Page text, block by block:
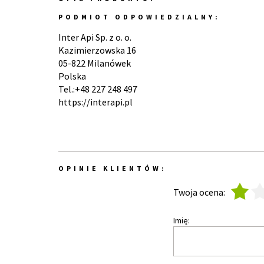
PODMIOT ODPOWIEDZIALNY:
Inter Api Sp. z o. o.
Kazimierzowska 16
05-822 Milanówek
Polska
Tel.:+48 227 248 497
https://interapi.pl
OPINIE KLIENTÓW:
Twoja ocena:
Imię: